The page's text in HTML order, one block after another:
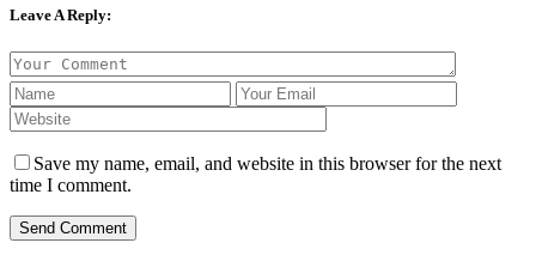
Leave A Reply:
Save my name, email, and website in this browser for the next
time I comment.